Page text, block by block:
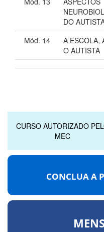
DO
Mód. 14
A ESCOLA,
O AUTISTA
CURSO AUTORIZADO
MEC
CONCLUA A